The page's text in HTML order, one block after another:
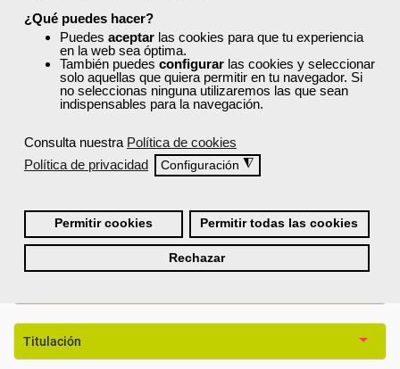
¿Qué puedes hacer?
Puedes aceptar las cookies para que tu experiencia
en la web sea óptima.
También puedes configurar las cookies y seleccionar
solo aquellas que quiera permitir en tu navegador. Si
no seleccionas ninguna utilizaremos las que sean
indispensables para la navegación.
Consulta nuestra Política de cookies
Política de privacidad
Configuración ◮
Permitir cookies Permitir todas las cookies
Rechazar
Titulación